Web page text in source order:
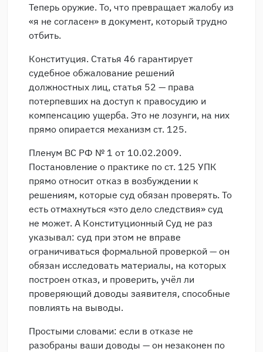
Теперь оружие. То, что превращает жалобу из
«я не согласен» в документ, который трудно
отбить.
Конституция. Статья 46 гарантирует
судебное обжалование решений
должностных лиц, статья 52 — права
потерпевших на доступ к правосудию и
компенсацию ущерба. Это не лозунги, на них
прямо опирается механизм ст. 125.
Пленум ВС РФ № 1 от 10.02.2009.
Постановление о практике по ст. 125 УПК
прямо относит отказ в возбуждении к
решениям, которые суд обязан проверять. То
есть отмахнуться «это дело следствия» суд
не может. А Конституционный Суд не раз
указывал: суд при этом не вправе
ограничиваться формальной проверкой — он
обязан исследовать материалы, на которых
построен отказ, и проверить, учёл ли
проверяющий доводы заявителя, способные
повлиять на выводы.
Простыми словами: если в отказе не
разобраны ваши доводы — он незаконен по